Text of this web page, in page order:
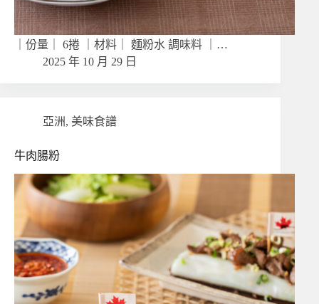
｜份量｜ 6捲 ｜材料｜ 麵粉水 調味料 ｜…
2025 年 10 月 29 日
亞洲, 美味食譜
牛肉腸粉